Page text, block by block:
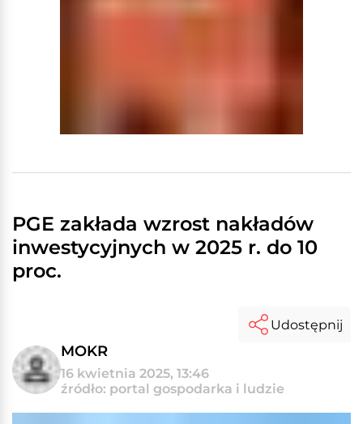
PGE zakłada wzrost nakładów
inwestycyjnych w 2025 r. do 10
proc.
MOKR
16 kwietnia 2025, 13:46
źródło: portal gospodarka i ludzie
Udostępnij